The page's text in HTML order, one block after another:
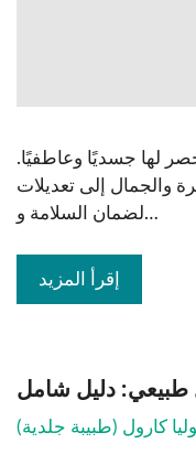
لها جسديًا وعاطفيًا.
والجمال إلى تعديلات
لضمان السلامة و…
إقرأ المزيد
طبيعي: دليل شامل
كارول (طبيبة جلدية)